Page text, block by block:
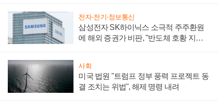
전자·전기·정보통신
삼성전자 SK하이닉스 소극적 주주환원
에 해외 증권가 비판, "반도체 호황 지속
사회
미국 법원 "트럼프 정부 풍력 프로젝트 동
결 조치는 위법", 해제 명령 내려